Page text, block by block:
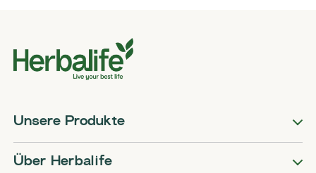
Unsere Produkte
Über Herbalife